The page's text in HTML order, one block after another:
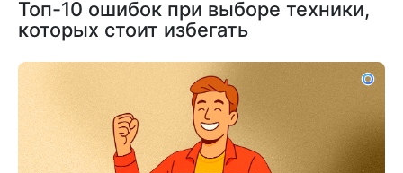
Топ-10 ошибок при выборе техники,
которых стоит избегать